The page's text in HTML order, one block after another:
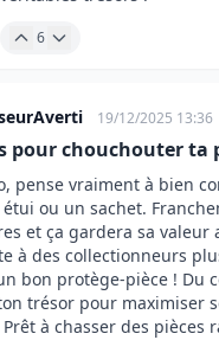
6
19/12/2025 13:36
pour chouchouter ta
pense vraiment à bien
ou un sachet.
et ça gardera sa valeur
à des collectionneurs
bon protège-pièce ! Du
trésor pour maximiser
à chasser des pièces